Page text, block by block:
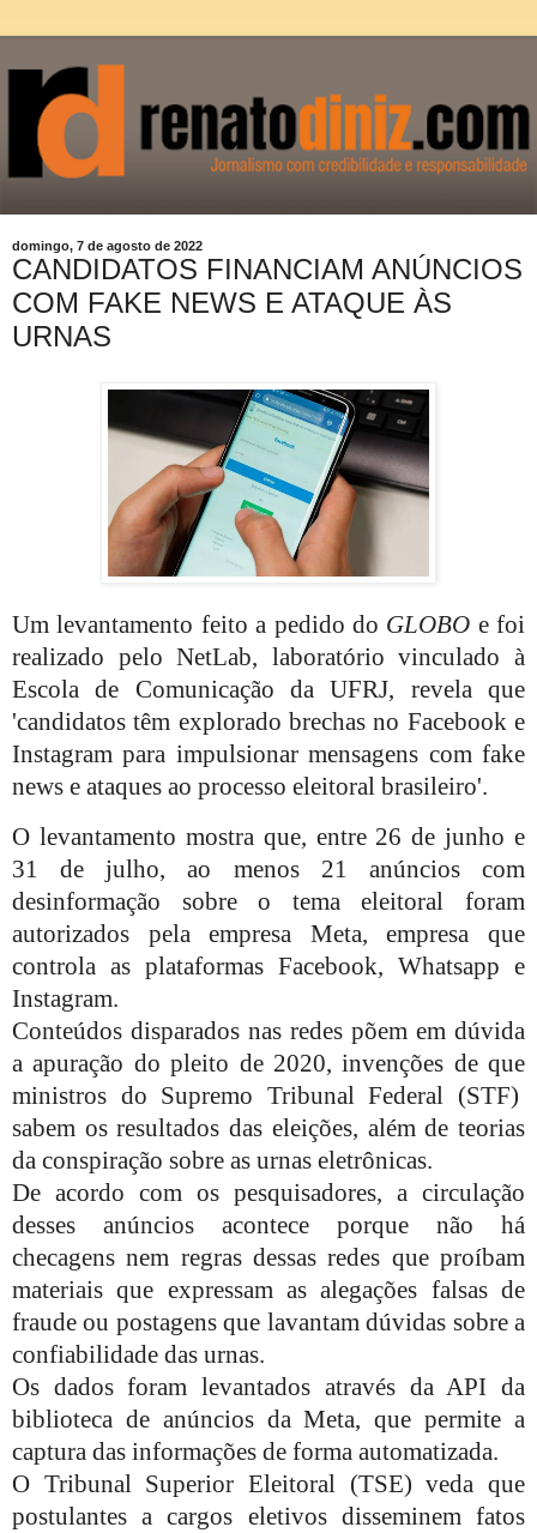
domingo, 7 de agosto de 2022
CANDIDATOS FINANCIAM ANÚNCIOS
COM FAKE NEWS E ATAQUE ÀS
URNAS
Um levantamento feito a pedido do GLOBO e foi
realizado pelo NetLab, laboratório vinculado à
Escola de Comunicação da UFRJ, revela que
'candidatos têm explorado brechas no Facebook e
Instagram para impulsionar mensagens com fake
news e ataques ao processo eleitoral brasileiro'.
O levantamento mostra que, entre 26 de junho e
31 de julho, ao menos 21 anúncios com
desinformação sobre o tema eleitoral foram
autorizados pela empresa Meta, empresa que
controla as plataformas Facebook, Whatsapp e
Instagram.
Conteúdos disparados nas redes põem em dúvida
a apuração do pleito de 2020, invenções de que
ministros do Supremo Tribunal Federal (STF)
sabem os resultados das eleições, além de teorias
da conspiração sobre as urnas eletrônicas.
De acordo com os pesquisadores, a circulação
desses anúncios acontece porque não há
checagens nem regras dessas redes que proíbam
materiais que expressam as alegações falsas de
fraude ou postagens que lavantam dúvidas sobre a
confiabilidade das urnas.
Os dados foram levantados através da API da
biblioteca de anúncios da Meta, que permite a
captura das informações de forma automatizada.
O Tribunal Superior Eleitoral (TSE) veda que
postulantes a cargos eletivos disseminem fatos